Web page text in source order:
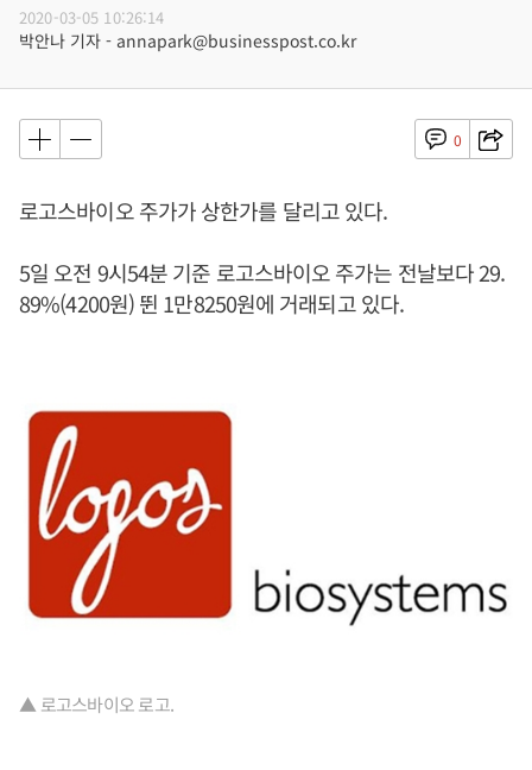
2020-03-05 10:26:14
박안나 기자 - annapark@businesspost.co.kr
0
로고스바이오 주가가 상한가를 달리고 있다.
5일 오전 9시54분 기준 로고스바이오 주가는 전날보다 29.
89%(4200원) 뛴 1만8250원에 거래되고 있다.
▲ 로고스바이오 로고.